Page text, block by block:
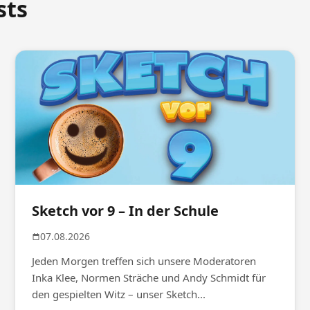
Sketch vor 9 – In der Schule
07.08.2026
Jeden Morgen treffen sich unsere Moderatoren
Inka Klee, Normen Sträche und Andy Schmidt für
den gespielten Witz – unser Sketch...